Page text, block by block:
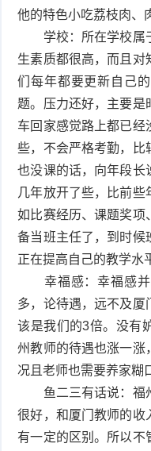
他的特色小吃荔枝肉、
学校：所在学校属
生素质都很高，而且对
们每年都要更新自己
题。压力还好，主要是
车回家感觉路上都已经
些，不会严格考勤，比
也没课的话，向年段长
几年放开了些，比前些
如比赛经历、课题奖项
备当班主任了，到时候
正在提高自己的教学水
幸福感：幸福感并
多，论待遇，远不及厦
该是我们的3倍。没有
州教师的待遇也涨一涨
况且老师也需要养家糊
鱼二三有话说：福
很好，和厦门教师的收
有一定的区别。所以不